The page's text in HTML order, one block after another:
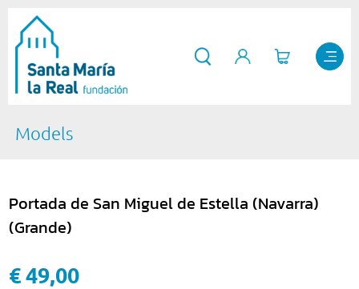
Models
Portada de San Miguel de Estella (Navarra)
(Grande)
€ 49,00